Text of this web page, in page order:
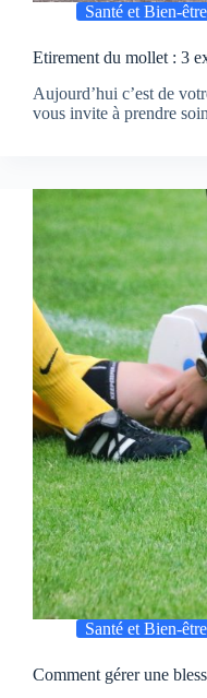
Santé et Bien-être
Etirement du mollet : 3
Aujourd’hui c’est de
vous invite à prendre
Santé et Bien-être
Comment gérer une